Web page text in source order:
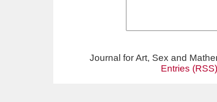
Journal for Art, Sex and
Entries (RSS)